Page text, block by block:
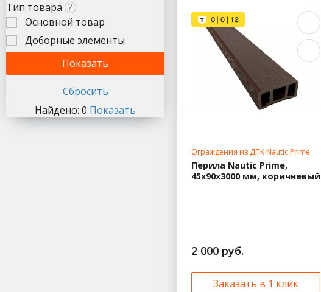
Ограждения из ДПК Nautic Prime
Перила Nautic Prime,
45x90x3000 мм, коричневый
2 000 руб.
Заказать в 1 клик
Тип товара ?
Основной товар
Доборные элементы
Найдено: 0 Показать